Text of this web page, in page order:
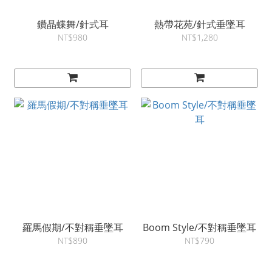
鑽晶蝶舞/針式耳
NT$980
熱帶花苑/針式垂墜耳
NT$1,280
羅馬假期/不對稱垂墜耳
NT$890
Boom Style/不對稱垂墜耳
NT$790